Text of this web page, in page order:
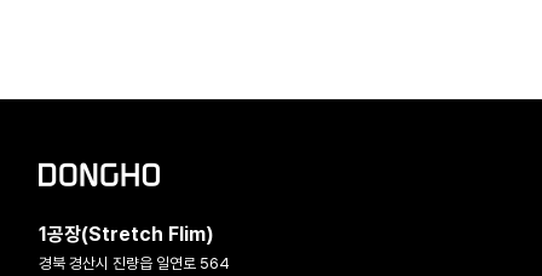
1공장(Stretch Flim)
경북 경산시 진량읍 일연로 564